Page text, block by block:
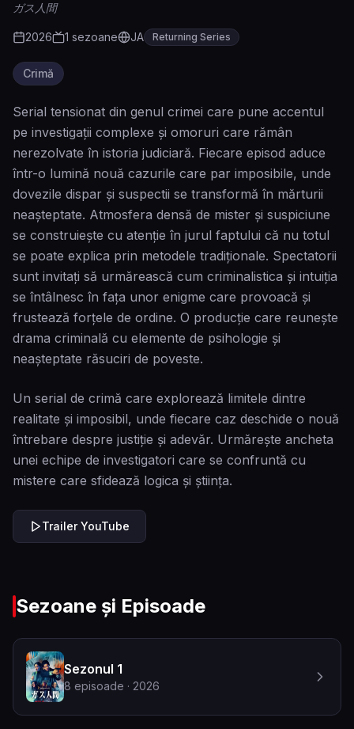
ガス人間
2026 1 sezoane JA Returning Series
Crimă
Serial tensionat din genul crimei care pune accentul
pe investigații complexe și omoruri care rămân
nerezolvate în istoria judiciară. Fiecare episod aduce
într-o lumină nouă cazurile care par imposibile, unde
dovezile dispar și suspectii se transformă în mărturii
neașteptate. Atmosfera densă de mister și suspiciune
se construiește cu atenție în jurul faptului că nu totul
se poate explica prin metodele tradiționale. Spectatorii
sunt invitați să urmărească cum criminalistica și intuiția
se întâlnesc în fața unor enigme care provoacă și
frustează forțele de ordine. O producție care reunește
drama criminală cu elemente de psihologie și
neașteptate răsuciri de poveste.
Un serial de crimă care explorează limitele dintre
realitate și imposibil, unde fiecare caz deschide o nouă
întrebare despre justiție și adevăr. Urmărește ancheta
unei echipe de investigatori care se confruntă cu
mistere care sfidează logica și știința.
Trailer YouTube
Sezoane și Episoade
Sezonul 1
8 episoade · 2026